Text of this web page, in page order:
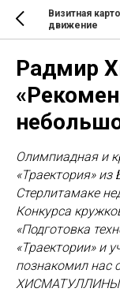
Визитная
движение
Радмир
Олимпиадная и
«Траектория»
Стерлитамаке
Конкурса
«Подготовка
«Траектории» и
познакомил нас